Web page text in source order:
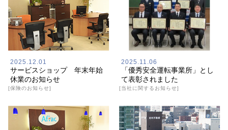
2025.12.01
サービスショップ 年末年始
休業のお知らせ
[保険のお知らせ]
2025.11.06
「優秀安全運転事業所」とし
て表彰されました
[当社に関するお知らせ]